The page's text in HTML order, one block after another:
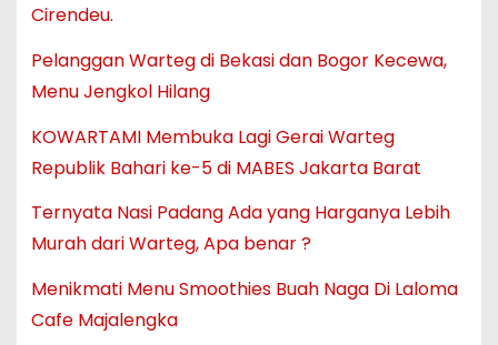
Cirendeu.
Pelanggan Warteg di Bekasi dan Bogor Kecewa,
Menu Jengkol Hilang
KOWARTAMI Membuka Lagi Gerai Warteg
Republik Bahari ke-5 di MABES Jakarta Barat
Ternyata Nasi Padang Ada yang Harganya Lebih
Murah dari Warteg, Apa benar ?
Menikmati Menu Smoothies Buah Naga Di Laloma
Cafe Majalengka